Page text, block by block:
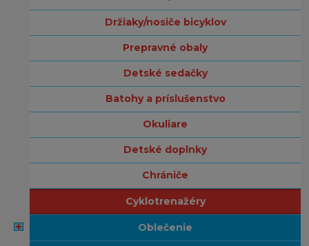
držiaky/nosiče bicyklov
prepravné obaly
detské sedačky
batohy a príslušenstvo
okuliare
detské doplnky
chrániče
cyklotrenažéry
oblečenie